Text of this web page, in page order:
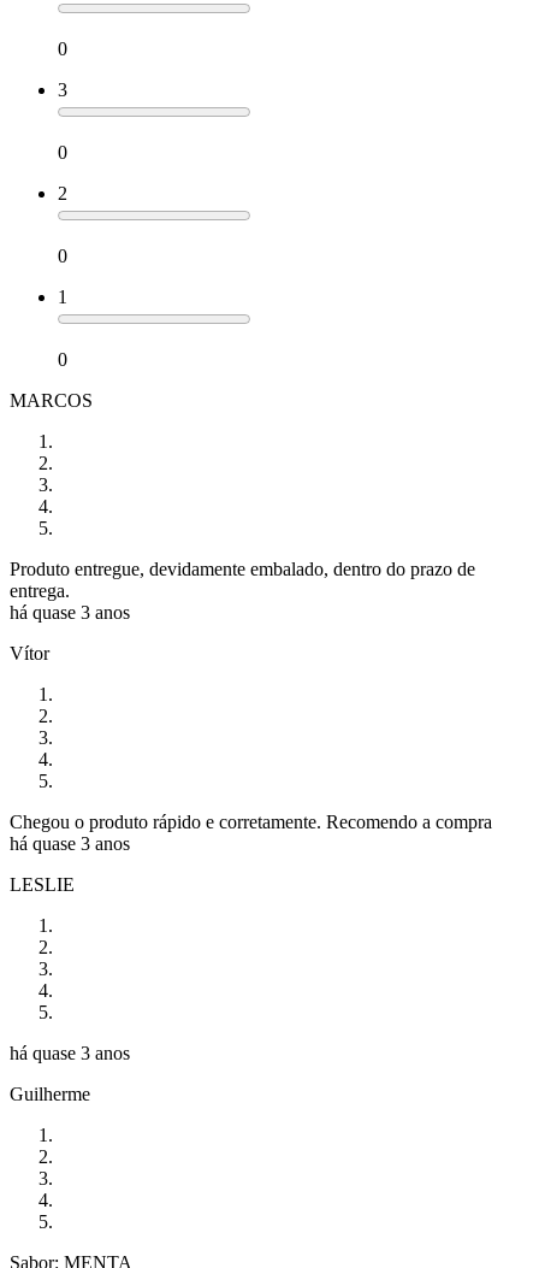
0
3
0
2
0
1
0
MARCOS
Produto entregue, devidamente embalado, dentro do prazo de
entrega.
há quase 3 anos
Vítor
Chegou o produto rápido e corretamente. Recomendo a compra
há quase 3 anos
LESLIE
há quase 3 anos
Guilherme
Sabor: MENTA